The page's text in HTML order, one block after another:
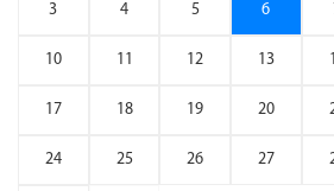
3 4 5 6
10 11 12 13
17 18 19 20
24 25 26 27